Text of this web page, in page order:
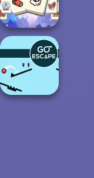
Mahjong
Christmas